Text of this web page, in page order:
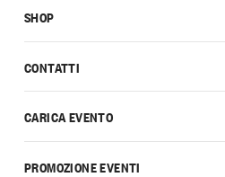
CONTATTI
CARICA EVENTO
PROMOZIONE EVENTI
SHOP